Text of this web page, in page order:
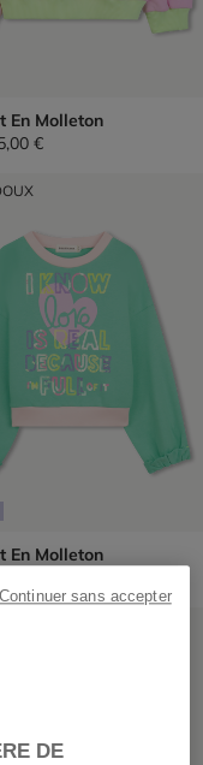
En Molleton
€
En Molleton
DE
Continuer sans accepter